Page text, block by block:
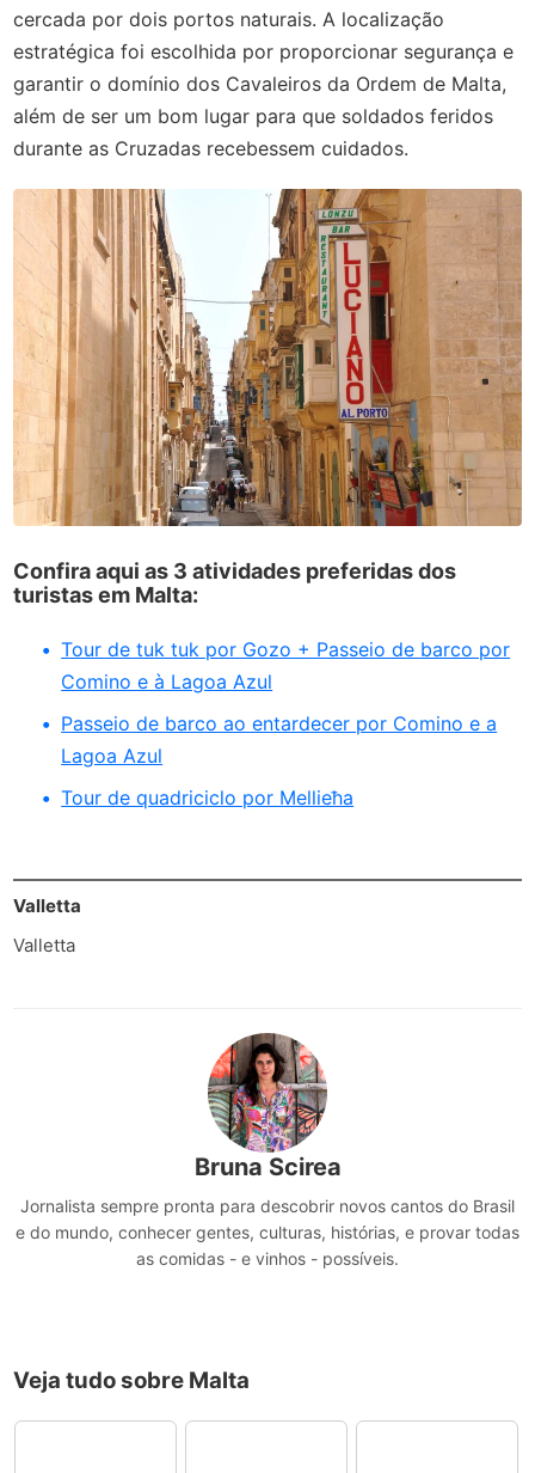
cercada por dois portos naturais. A localização
estratégica foi escolhida por proporcionar segurança e
garantir o domínio dos Cavaleiros da Ordem de Malta,
além de ser um bom lugar para que soldados feridos
durante as Cruzadas recebessem cuidados.
Confira aqui as 3 atividades preferidas dos
turistas em Malta:
Tour de tuk tuk por Gozo + Passeio de barco por
Comino e à Lagoa Azul
Passeio de barco ao entardecer por Comino e a
Lagoa Azul
Tour de quadriciclo por Mellieħa
Valletta
Valletta
Bruna Scirea
Jornalista sempre pronta para descobrir novos cantos do Brasil
e do mundo, conhecer gentes, culturas, histórias, e provar todas
as comidas - e vinhos - possíveis.
Veja tudo sobre Malta